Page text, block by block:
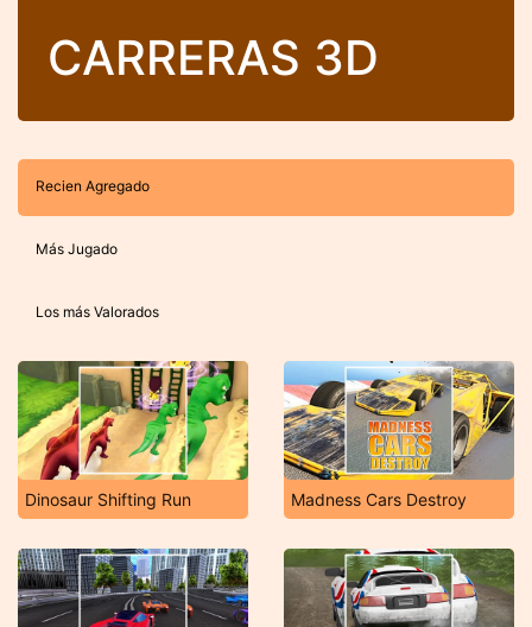
CARRERAS 3D
Recien Agregado
Más Jugado
Los más Valorados
Dinosaur Shifting Run Madness Cars Destroy